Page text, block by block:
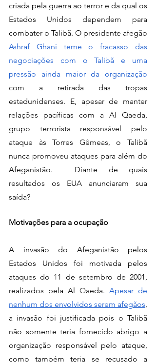
criada pela guerra ao terror e da qual os
Estados Unidos dependem para
combater o Talibã. O presidente afegão
Ashraf Ghani teme o fracasso das
negociações com o Talibã e uma
pressão ainda maior da organização
com a retirada das tropas
estadunidenses. E, apesar de manter
relações pacíficas com a Al Qaeda,
grupo terrorista responsável pelo
ataque às Torres Gêmeas, o Talibã
nunca promoveu ataques para além do
Afeganistão.  Diante de quais
resultados os EUA anunciaram sua
saída?
Motivações para a ocupação
A invasão do Afeganistão pelos
Estados Unidos foi motivada pelos
ataques do 11 de setembro de 2001,
realizados pela Al Qaeda. Apesar de
nenhum dos envolvidos serem afegãos
a invasão foi justificada pois o Talibã
não somente teria fornecido abrigo a
organização responsável pelo ataque,
como também teria se recusado a